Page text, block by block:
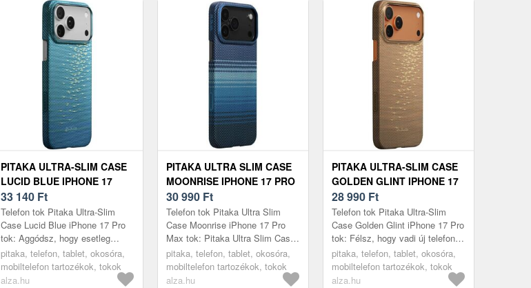
PITAKA ULTRA-SLIM CASE
LUCID BLUE IPHONE 17
PRO TOK
33 140 Ft
Telefon tok Pitaka Ultra-Slim
Case Lucid Blue iPhone 17 Pro
tok: Aggódsz, hogy esetleg
megsérül a vadi új telefonod?
Ezen praktikus Apple iPhone
17...
pitaka, telefon, tablet, okosóra,
mobiltelefon tartozékok, tokok
alza.hu
PITAKA ULTRA SLIM CASE
MOONRISE IPHONE 17 PRO
MAX TOK
30 990 Ft
Telefon tok Pitaka Ultra Slim
Case Moonrise iPhone 17 Pro
Max tok: Pitaka Ultra Slim Case
iPhone 17 Pro MaxUltravékony
és könnyű tok a minimalista ...
pitaka, telefon, tablet, okosóra,
mobiltelefon tartozékok, tokok
alza.hu
PITAKA ULTRA-SLIM CASE
GOLDEN GLINT IPHONE 17
PRO TOK
28 990 Ft
Telefon tok Pitaka Ultra-Slim
Case Golden Glint iPhone 17 Pro
tok: Félsz, hogy vadi új telefonod
esetleg megsérül? Ez a praktikus
Apple iPhone 17 P...
pitaka, telefon, tablet, okosóra,
mobiltelefon tartozékok, tokok
alza.hu